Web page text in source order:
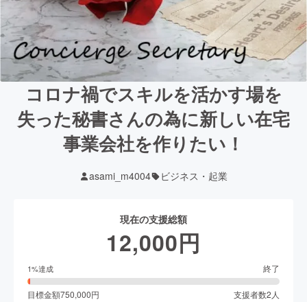
コロナ禍でスキルを活かす場を
失った秘書さんの為に新しい在宅
事業会社を作りたい！
asami_m4004 ビジネス・起業
現在の支援総額
12,000円
1%達成 終了
目標金額750,000円 支援者数2人